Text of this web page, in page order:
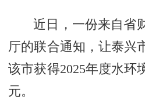
近日，一份来自省
厅的联合通知，让泰
该市获得2025年度水环
元。